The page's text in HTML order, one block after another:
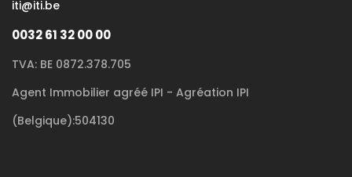
iti@iti.be
0032 61 32 00 00
TVA: BE 0872.378.705
Agent Immobilier agréé IPI - Agréation IPI
(Belgique):504130